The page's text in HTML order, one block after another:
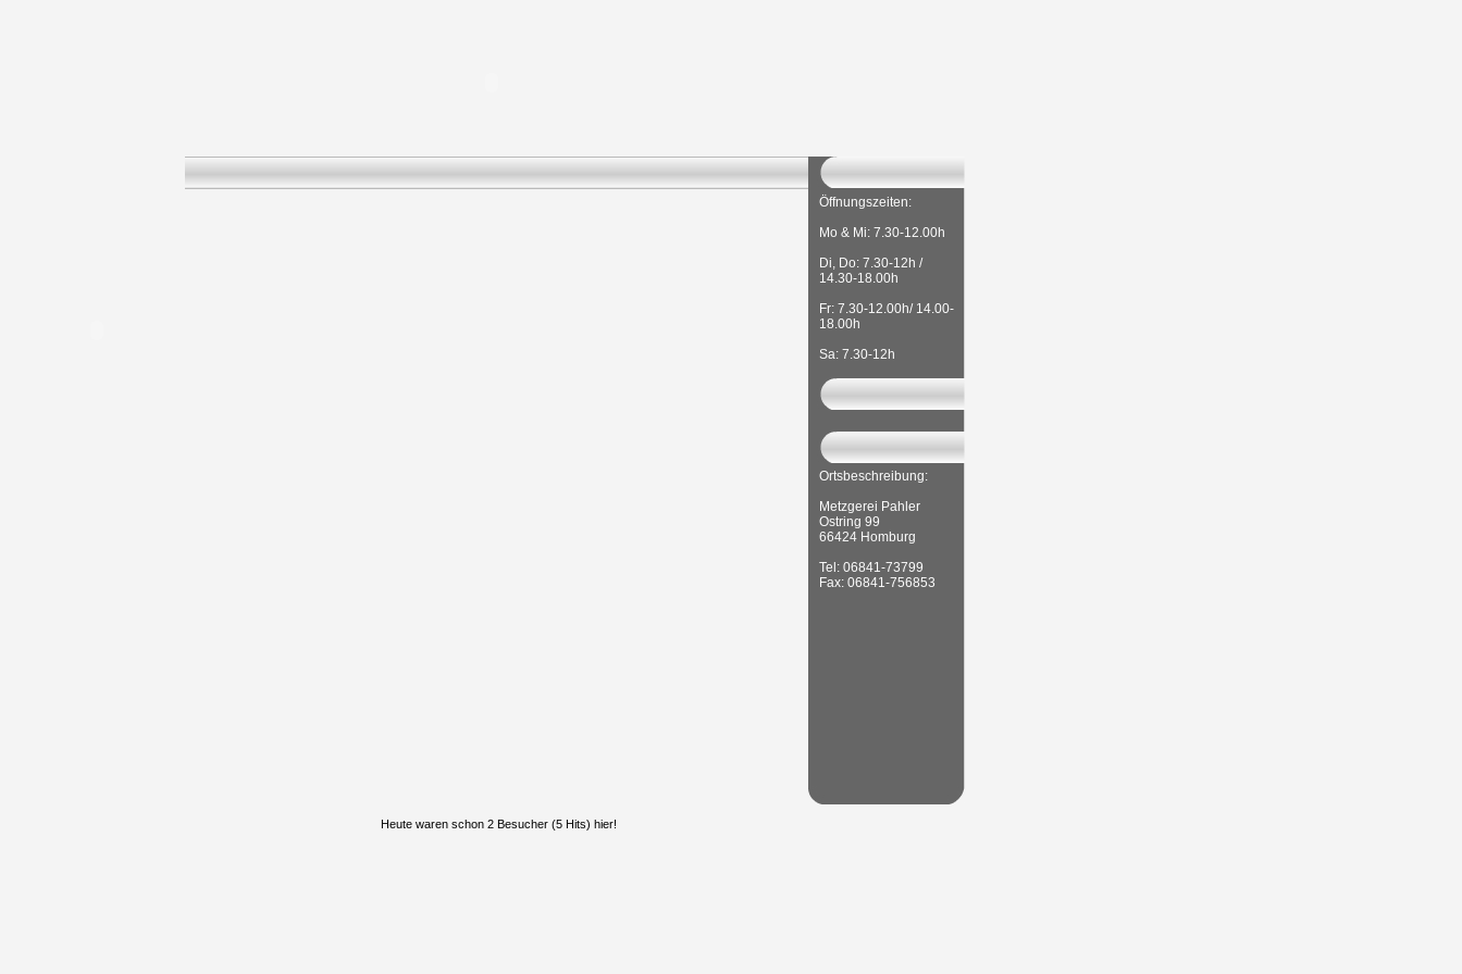
Öffnungszeiten:
Mo & Mi: 7.30-12.00h
Di, Do: 7.30-12h /
14.30-18.00h
Fr: 7.30-12.00h/ 14.00-
18.00h
Sa: 7.30-12h
Ortsbeschreibung:
Metzgerei Pahler
Ostring 99
66424 Homburg
Tel: 06841-73799
Fax: 06841-756853
Heute waren schon 2 Besucher (5 Hits) hier!